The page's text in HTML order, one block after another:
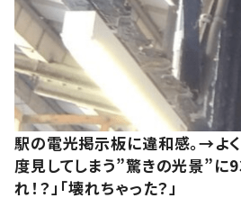
駅の電光掲示板に違和感。→よ
度見してしまう”驚きの光景”に
れ！？」「壊れちゃった？」